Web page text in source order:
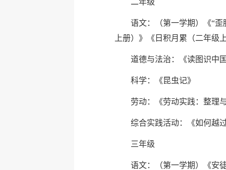
二年级
语文：（第一学期）《“
上册）》《日积月累（二年级
道德与法治：《读图识中
科学：《昆虫记》
劳动：《劳动实践：整理
综合实践活动：《如何越
三年级
语文：（第一学期）《安